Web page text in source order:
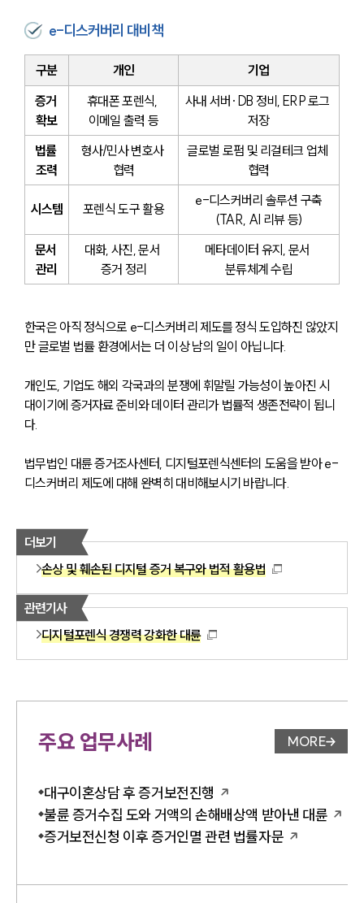
e-디스커버리 대비책
구분 개인
기업
증거
확보
휴대폰 포렌식,
이메일 출력 등
사내 서버·DB 정비, ERP 로그
저장
법률
조력
형사/민사 변호사
협력
글로벌 로펌 및 리걸테크 업체
협력
시스템 포렌식 도구 활용
e-디스커버리 솔루션 구축
(TAR, AI 리뷰 등)
문서
관리
대화, 사진, 문서
증거 정리
메타데이터 유지, 문서
분류체계 수립
한국은 아직 정식으로 e-디스커버리 제도를 정식 도입하진 않았지
만 글로벌 법률 환경에서는 더 이상 남의 일이 아닙니다.
개인도, 기업도 해외 각국과의 분쟁에 휘말릴 가능성이 높아진 시
대이기에 증거자료 준비와 데이터 관리가 법률적 생존전략이 됩니
다.
법무법인 대륜 증거조사센터, 디지털포렌식센터의 도움을 받아 e-
디스커버리 제도에 대해 완벽히 대비해보시기 바랍니다.
더보기
손상 및 훼손된 디지털 증거 복구와 법적 활용법
관련기사
디지털포렌식 경쟁력 강화한 대륜
주요 업무사례 업무사례
MORE
대구이혼상담 후 증거보전진행
불륜 증거수집 도와 거액의 손해배상액 받아낸 대륜
증거보전신청 이후 증거인멸 관련 법률자문